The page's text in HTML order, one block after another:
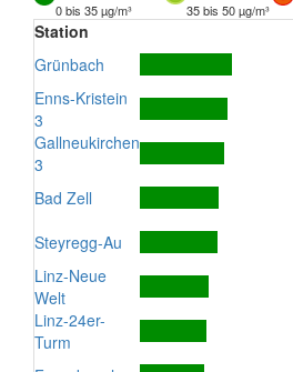
0 bis 35 µg/m³
35 bis 50 µg/m³
Station
Grünbach
Enns-Kristein
3
Gallneukirchen
3
Bad Zell
Steyregg-Au
Linz-Neue
Welt
Linz-24er-
Turm